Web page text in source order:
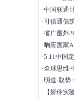
·中国联通
·可信通信
·省广窗外
·响应国家
·5.11中国
·全球思维·
·明道·取势
· 【娇伶实